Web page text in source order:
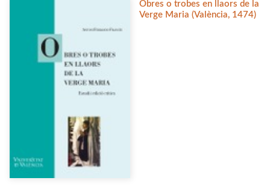
Obres o trobes en llaors de la
Verge Maria (València, 1474)